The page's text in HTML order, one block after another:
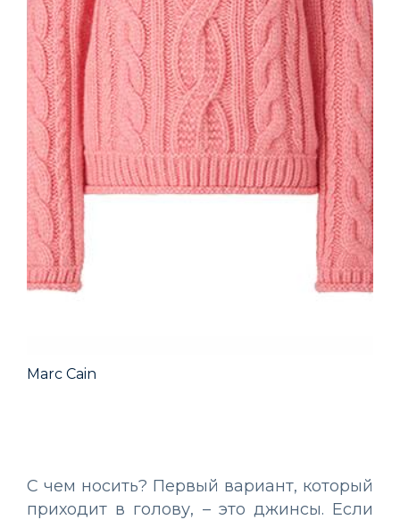
Cain
С чем носить? Первый вариант, который
приходит в голову, – это джинсы. Если